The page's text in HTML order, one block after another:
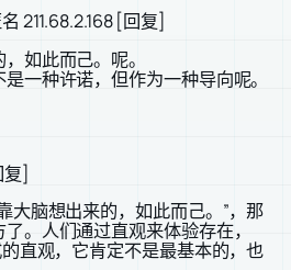
211.68.2.168 [回复]
如此而己。呢。
一种许诺，但作为一种导向呢。
]
大脑想出来的，如此而己。”，那
。人们通过直观来体验存在，
直观，它肯定不是最基本的，也